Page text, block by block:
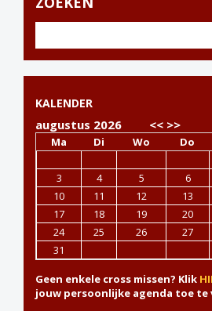
KALENDER
augustus 2026 << >>
Ma Di Wo Do
3
4 5 6
10
11 12 13
17
18 19 20
24
25 26 27
31
Geen enkele cross missen? Klik
jouw persoonlijke agenda toe te